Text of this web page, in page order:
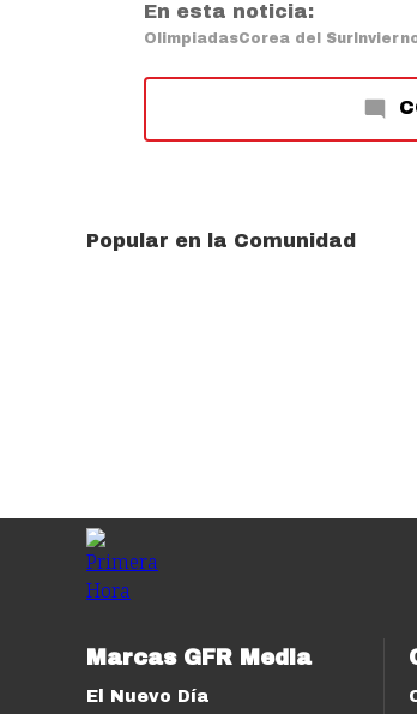
En esta noticia:
OlimpiadasCorea del Sur
Popular en la Comunidad
Marcas GFR Media
El Nuevo Día